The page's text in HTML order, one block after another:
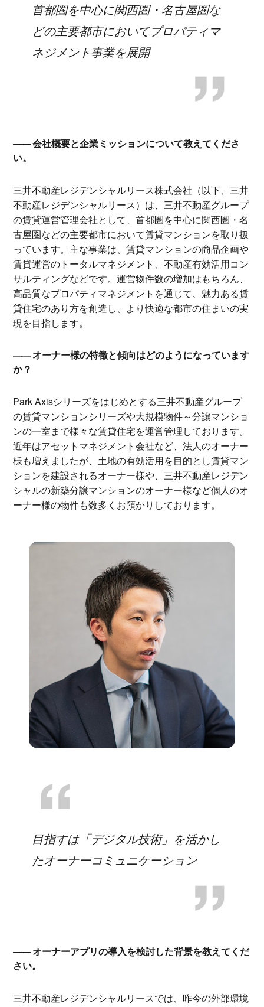
首都圏を中心に関西圏・名古屋圏な
どの主要都市においてプロパティマ
ネジメント事業を展開
会社概要と企業ミッションについて教えてくださ
い。
三井不動産レジデンシャルリース株式会社（以下、三井
不動産レジデンシャルリース）は、三井不動産グループ
の賃貸運営管理会社として、首都圏を中心に関西圏・名
古屋圏などの主要都市において賃貸マンションを取り扱
っています。主な事業は、賃貸マンションの商品企画や
賃貸運営のトータルマネジメント、不動産有効活用コン
サルティングなどです。運営物件数の増加はもちろん、
高品質なプロパティマネジメントを通じて、魅力ある賃
貸住宅のあり方を創造し、より快適な都市の住まいの実
現を目指します。
オーナー様の特徴と傾向はどのようになっています
か？
Park Axisシリーズをはじめとする三井不動産グループ
の賃貸マンションシリーズや大規模物件～分譲マンショ
ンの一室まで様々な賃貸住宅を運営管理しております。
近年はアセットマネジメント会社など、法人のオーナー
様も増えましたが、土地の有効活用を目的とし賃貸マン
ションを建設されるオーナー様や、三井不動産レジデン
シャルの新築分譲マンションのオーナー様など個人のオ
ーナー様の物件も数多くお預かりしております。
目指すは「デジタル技術」を活かし
たオーナーコミュニケーション
オーナーアプリの導入を検討した背景を教えてくだ
さい。
三井不動産レジデンシャルリースでは、昨今の外部環境